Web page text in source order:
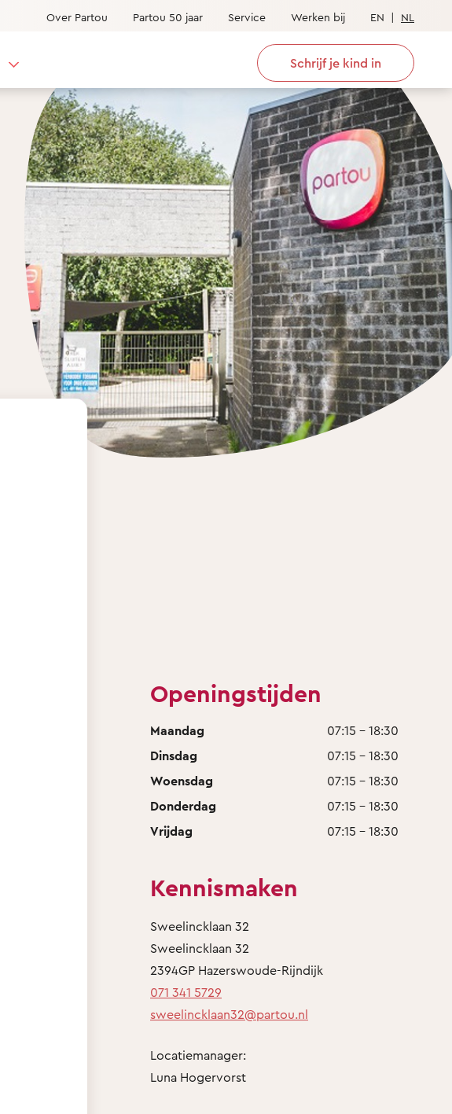
Over Partou Partou 50 jaar Service Werken bij EN | NL
Schrijf je kind in
Openingstijden
Maandag
07:15 - 18:30
Dinsdag
07:15 - 18:30
Woensdag
07:15 - 18:30
Donderdag
07:15 - 18:30
Vrijdag
07:15 - 18:30
Kennismaken
Sweelincklaan 32
Sweelincklaan 32
2394GP Hazerswoude-Rijndijk
071 341 5729
sweelincklaan32@partou.nl
Locatiemanager:
Luna Hogervorst